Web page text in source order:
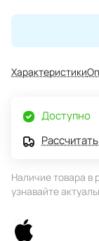
Характеристики
Доступно
Наличие товара в
узнавайте